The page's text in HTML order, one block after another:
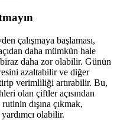
çalışmaya başlaması,
daha mümkün hale
daha zor olabilir. Günün
azaltabilir ve diğer
verimliliği artırabilir. Bu,
olan çiftler açısından
dışına çıkmak,
olabilir.